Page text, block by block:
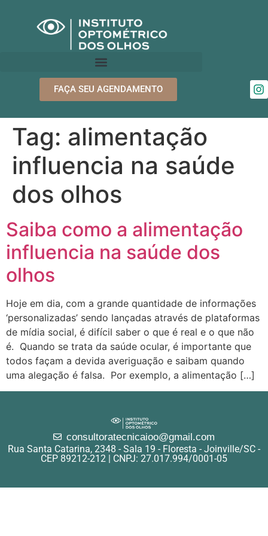
FAÇA SEU AGENDAMENTO
Tag: alimentação
influencia na saúde
dos olhos
Saiba como a alimentação
influencia na saúde dos
olhos
Hoje em dia, com a grande quantidade de informações
‘personalizadas’ sendo lançadas através de plataformas
de mídia social, é difícil saber o que é real e o que não
é. Quando se trata da saúde ocular, é importante que
todos façam a devida averiguação e saibam quando
uma alegação é falsa. Por exemplo, a alimentação […]
consultoratecnicaioo@gmail.com
Rua Santa Catarina, 2348 - Sala 19 - Floresta - Joinville/SC -
CEP 89212-212 | CNPJ: 27.017.994/0001-05